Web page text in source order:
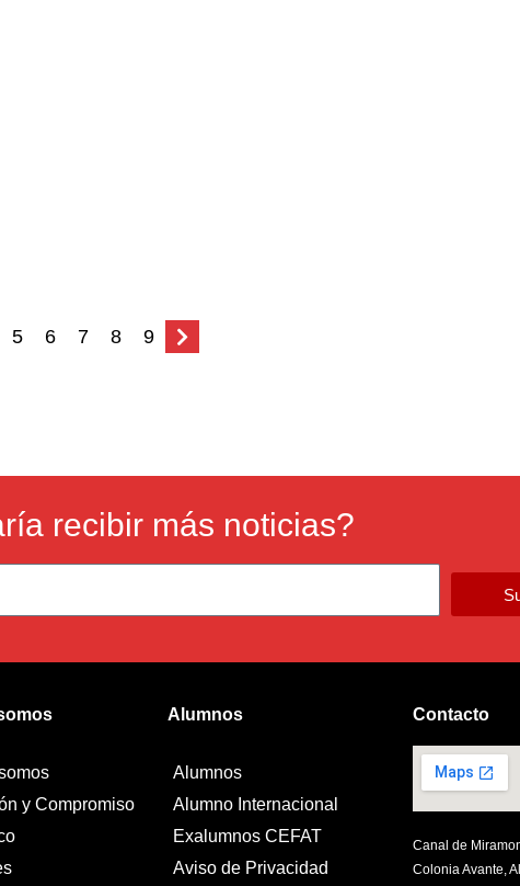
5 6 7 8 9
recibir más noticias?
y Compromiso
Alumnos
Alumnos
Alumno Internacional
Exalumnos CEFAT
Aviso de Privacidad
Contacto
Canal de
Colonia Avante,